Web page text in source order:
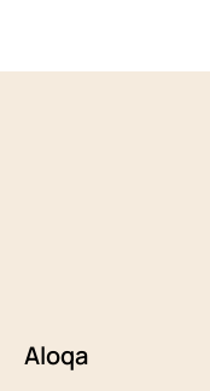
Aloqa